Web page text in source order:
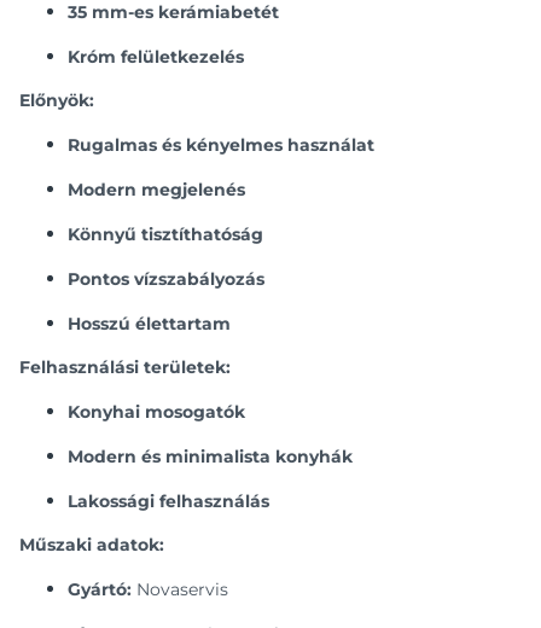
35 mm-es kerámiabetét
Króm felületkezelés
Előnyök:
Rugalmas és kényelmes használat
Modern megjelenés
Könnyű tisztíthatóság
Pontos vízszabályozás
Hosszú élettartam
Felhasználási területek:
Konyhai mosogatók
Modern és minimalista konyhák
Lakossági felhasználás
Műszaki adatok:
Gyártó: Novaservis